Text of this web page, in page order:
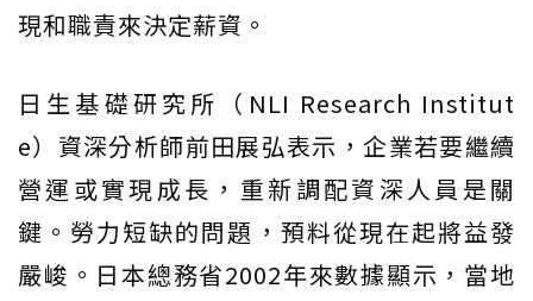
現和職責來決定薪資。
日生基礎研究所（NLI Research Institut
e）資深分析師前田展弘表示，企業若要繼續
營運或實現成長，重新調配資深人員是關
鍵。勞力短缺的問題，預料從現在起將益發
嚴峻。日本總務省2002年來數據顯示，當地